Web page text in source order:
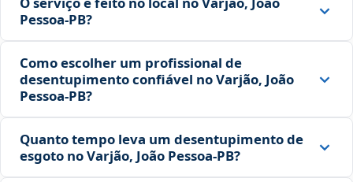
Pessoa‑PB?
Como escolher um profissional de
desentupimento confiável no Varjão, João
Pessoa‑PB?
Quanto tempo leva um desentupimento de
esgoto no Varjão, João Pessoa‑PB?